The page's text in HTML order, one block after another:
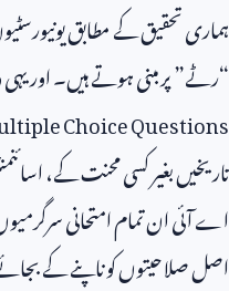
ہماری تحقیق کے مطابق
“رٹے” پر مبنی ہوتے ہیں۔ اور
Choice Questions
تاریخیں بغیر کسی محنت کے،
اے آئی ان تمام امتحانی سرگرمیوں
اصل صلاحیتوں کو ناپنے کے